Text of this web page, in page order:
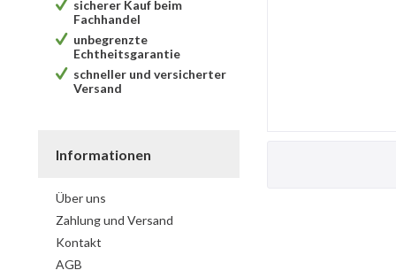
sicherer Kauf beim
Fachhandel
unbegrenzte
Echtheitsgarantie
schneller und versicherter
Versand
Informationen
Über uns
Zahlung und Versand
Kontakt
AGB